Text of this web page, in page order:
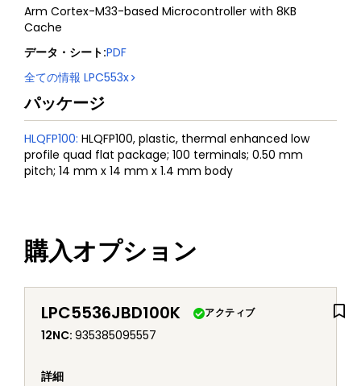
Arm Cortex-M33-based Microcontroller with 8KB
Cache
データ・シート:PDF
全ての情報 LPC553x
パッケージ
HLQFP100: HLQFP100, plastic, thermal enhanced low
profile quad flat package; 100 terminals; 0.50 mm
pitch; 14 mm x 14 mm x 1.4 mm body
購入オプション
LPC5536JBD100K アクティブ
12NC: 935385095557
詳細